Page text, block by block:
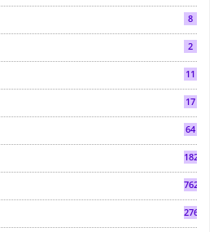
8
2
11
17
64
182
7624
2763